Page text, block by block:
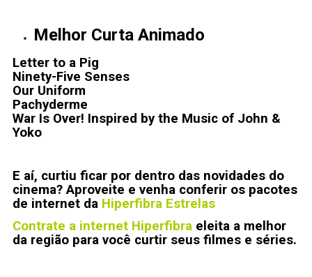
Melhor Curta Animado
Letter to a Pig
Ninety-Five Senses
Our Uniform
Pachyderme
War Is Over! Inspired by the Music of John &
Yoko
E aí, curtiu ficar por dentro das novidades do
cinema? Aproveite e venha conferir os pacotes
de internet da Hiperfibra Estrelas
Contrate a internet Hiperfibra eleita a melhor
da região para você curtir seus filmes e séries.